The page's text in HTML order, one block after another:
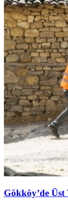
Gökköy’de Üst